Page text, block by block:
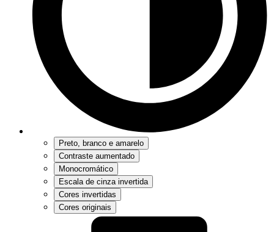
Preto, branco e amarelo
Contraste aumentado
Monocromático
Escala de cinza invertida
Cores invertidas
Cores originais